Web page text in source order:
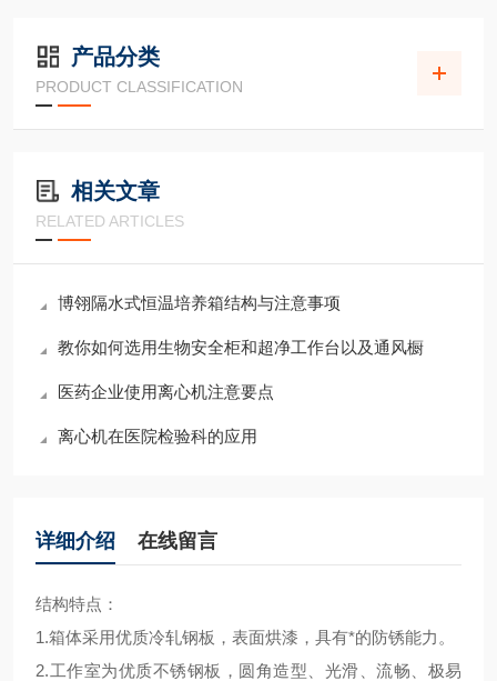
产品分类
PRODUCT CLASSIFICATION
相关文章
RELATED ARTICLES
博翎隔水式恒温培养箱结构与注意事项
教你如何选用生物安全柜和超净工作台以及通风橱
医药企业使用离心机注意要点
离心机在医院检验科的应用
详细介绍 在线留言
结构特点：
1.箱体采用优质冷轧钢板，表面烘漆，具有*的防锈能力。
2.工作室为优质不锈钢板，圆角造型、光滑、流畅、极易